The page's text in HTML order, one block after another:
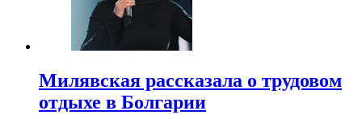
Милявская рассказала о трудовом
отдыхе в Болгарии